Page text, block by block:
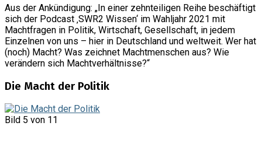
Aus der Ankündigung: „In einer zehnteiligen Reihe beschäftigt
sich der Podcast ‚SWR2 Wissen‘ im Wahljahr 2021 mit
Machtfragen in Politik, Wirtschaft, Gesellschaft, in jedem
Einzelnen von uns – hier in Deutschland und weltweit. Wer hat
(noch) Macht? Was zeichnet Machtmenschen aus? Wie
verändern sich Machtverhältnisse?“
Die Macht der Politik
Bild 5 von 11